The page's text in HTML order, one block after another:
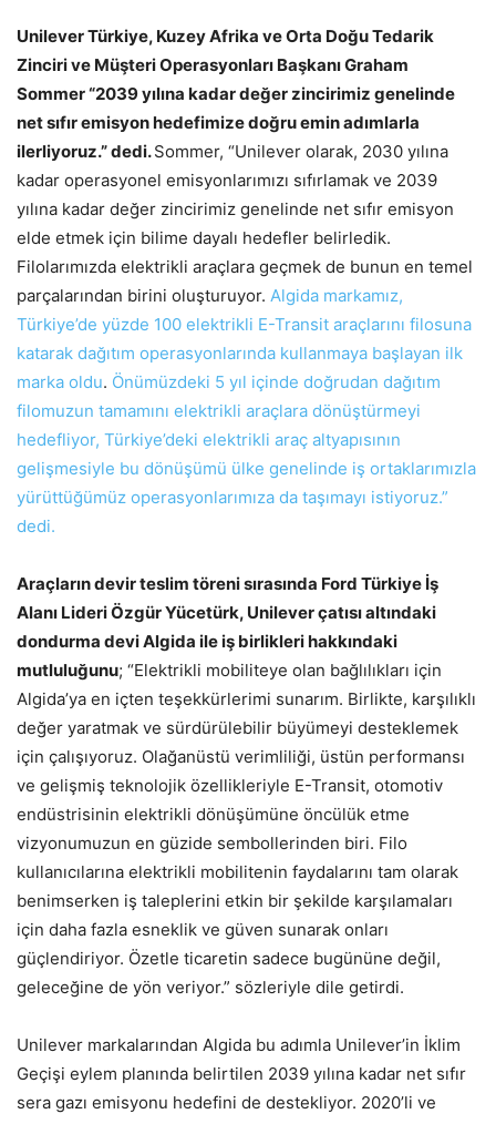
Unilever Türkiye, Kuzey Afrika ve Orta Doğu Tedarik
Zinciri ve Müşteri Operasyonları Başkanı Graham
Sommer “2039 yılına kadar değer zincirimiz genelinde
net sıfır emisyon hedefimize doğru emin adımlarla
ilerliyoruz.” dedi.Sommer, “Unilever olarak, 2030 yılına
kadar operasyonel emisyonlarımızı sıfırlamak ve 2039
yılına kadar değer zincirimiz genelinde net sıfır emisyon
elde etmek için bilime dayalı hedefler belirledik.
Filolarımızda elektrikli araçlara geçmek de bunun en temel
parçalarından birini oluşturuyor. Algida markamız,
Türkiye’de yüzde 100 elektrikli E-Transit araçlarını filosuna
katarak dağıtım operasyonlarında kullanmaya başlayan ilk
marka oldu. Önümüzdeki 5 yıl içinde doğrudan dağıtım
filomuzun tamamını elektrikli araçlara dönüştürmeyi
hedefliyor, Türkiye’deki elektrikli araç altyapısının
gelişmesiyle bu dönüşümü ülke genelinde iş ortaklarımızla
yürüttüğümüz operasyonlarımıza da taşımayı istiyoruz.”
dedi.
Araçların devir teslim töreni sırasında Ford Türkiye İş
Alanı Lideri Özgür Yücetürk, Unilever çatısı altındaki
dondurma devi Algida ile iş birlikleri hakkındaki
mutluluğunu; “Elektrikli mobiliteye olan bağlılıkları için
Algida’ya en içten teşekkürlerimi sunarım. Birlikte, karşılıklı
değer yaratmak ve sürdürülebilir büyümeyi desteklemek
için çalışıyoruz. Olağanüstü verimliliği, üstün performansı
ve gelişmiş teknolojik özellikleriyle E-Transit, otomotiv
endüstrisinin elektrikli dönüşümüne öncülük etme
vizyonumuzun en güzide sembollerinden biri. Filo
kullanıcılarına elektrikli mobilitenin faydalarını tam olarak
benimserken iş taleplerini etkin bir şekilde karşılamaları
için daha fazla esneklik ve güven sunarak onları
güçlendiriyor. Özetle ticaretin sadece bugününe değil,
geleceğine de yön veriyor.” sözleriyle dile getirdi.
Unilever markalarından Algida bu adımla Unilever’in İklim
Geçişi eylem planında belirtilen 2039 yılına kadar net sıfır
sera gazı emisyonu hedefini de destekliyor. 2020’li ve